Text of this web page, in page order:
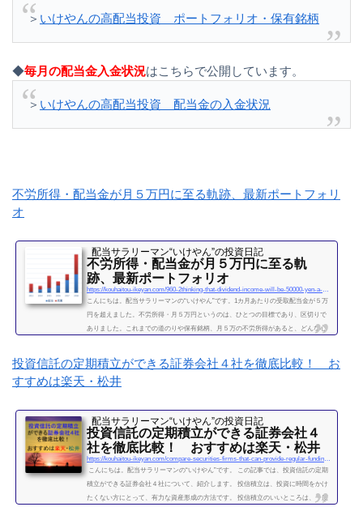
＞ いけやんの高配当投資 ポートフォリオ・保有銘柄
◆毎月の配当金入金状況はこちらで公開しています。
＞ いけやんの高配当投資 配当金の入金状況
不労所得・配当金が月５万円に至る軌跡、最新ポートフォリ
オ
配当サラリーマン“いけやん”の投資日記 ​
不労所得・配当金が月５万円に至る軌
跡、最新ポートフォリオ
https://kouhaitou-ikeyan.com/960-2thinking-that-dividend-income-will-be-50000-yen-a-month
こんにちは。配当サラリーマンの“いけやん”です。1カ月あたりの受取配当金が５万
円を超えました。不労所得・月５万円というのは、ひとつの目標であり、区切りで
ありました。これまでの道のりや保有銘柄、月５万の不労所得があると、どんな心
ーマンを続けて感じたこと・辞めるための行動【体験談】サラリーマンが資産運用
を10年間続けて分かった4つのこと不労所得という名の受取配当金、月５万円に到達
2019年になり、不労所得という名の受取配当金が月額５万...
投資信託の定期積立ができる証券会社４社を徹底比較！ お
すすめは楽天・松井
配当サラリーマン“いけやん”の投資日記 ​
投資信託の定期積立ができる証券会社４
社を徹底比較！ おすすめは楽天・松井
https://kouhaitou-ikeyan.com/compare-securities-firms-that-can-provide-regular-funding-for-mutual-funds
こんにちは。配当サラリーマンの“いけやん”です。 この記事では、投資信託の定期
積立ができる証券会社４社について、紹介します。 投信積立は、投資に時間をかけ
たくない方にとって、有力な資産形成の方法です。 投信積立のいいところは、一度